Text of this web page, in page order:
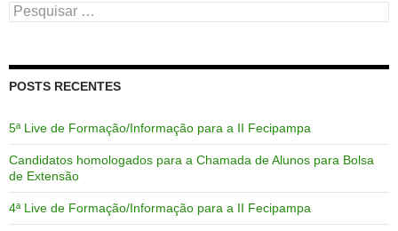
Pesquisar
por:
POSTS RECENTES
5ª Live de Formação/Informação para a II Fecipampa
Candidatos homologados para a Chamada de Alunos para Bolsa
de Extensão
4ª Live de Formação/Informação para a II Fecipampa